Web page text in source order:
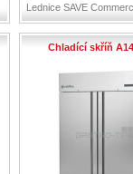
Lednice SAVE
Chladící skříň